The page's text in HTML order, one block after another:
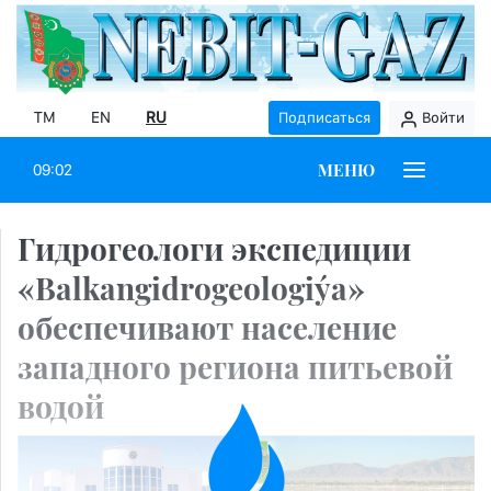
TM EN RU Подписаться Войти
09:02 МЕНЮ
Гидрогеологи экспедиции
«Balkangidrogeologiýa»
обеспечивают население
западного региона питьевой
водой